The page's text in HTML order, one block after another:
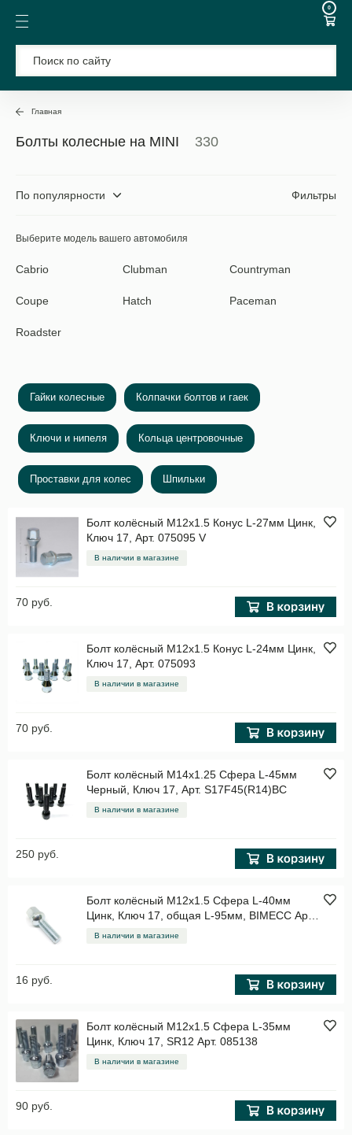
0
Главная
Болты колесные на MINI 330
По популярности Фильтры
Выберите модель вашего автомобиля
Cabrio Clubman Countryman
Coupe Hatch Paceman
Roadster
Гайки колесные Колпачки болтов и гаек
Ключи и нипеля Кольца центровочные
Проставки для колес Шпильки
Болт колёсный M12x1.5 Конус L-27мм Цинк,
Ключ 17, Арт. 075095 V
В наличии в магазине
70 руб.
Болт колёсный M12x1.5 Конус L-24мм Цинк,
Ключ 17, Арт. 075093
В наличии в магазине
70 руб.
Болт колёсный M14x1.25 Сфера L-45мм
Черный, Ключ 17, Арт. S17F45(R14)BC
В наличии в магазине
250 руб.
Болт колёсный M12x1.5 Сфера L-40мм
Цинк, Ключ 17, общая L-95мм, BIMECC Арт.
B17
В наличии в магазине
16 руб.
Болт колёсный M12x1.5 Сфера L-35мм
Цинк, Ключ 17, SR12 Арт. 085138
В наличии в магазине
90 руб.